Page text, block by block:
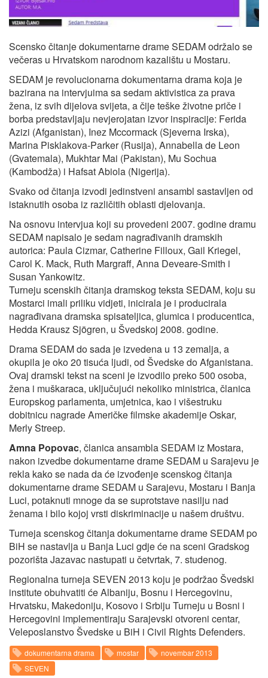
Scensko čitanje dokumentarne drame SEDAM održalo se
večeras u Hrvatskom narodnom kazalištu u Mostaru.
SEDAM je revolucionarna dokumentarna drama koja je
bazirana na intervjuima sa sedam aktivistica za prava
žena, iz svih dijelova svijeta, a čije teške životne priče i
borba predstavljaju nevjerojatan izvor inspiracije: Ferida
Azizi (Afganistan), Inez Mccormack (Sjeverna Irska),
Marina Pisklakova-Parker (Rusija), Annabella de Leon
(Gvatemala), Mukhtar Mai (Pakistan), Mu Sochua
(Kambodža) i Hafsat Abiola (Nigerija).
Svako od čitanja izvodi jedinstveni ansambl sastavljen od
istaknutih osoba iz različitih oblasti djelovanja.
Na osnovu intervjua koji su provedeni 2007. godine dramu
SEDAM napisalo je sedam nagrađivanih dramskih
autorica: Paula Cizmar, Catherine Filloux, Gail Kriegel,
Carol K. Mack, Ruth Margraff, Anna Deveare-Smith i
Susan Yankowitz.
Turneju scenskih čitanja dramskog teksta SEDAM, koju su
Mostarci imali priliku vidjeti, inicirala je i producirala
nagrađivana dramska spisateljica, glumica i producentica,
Hedda Krausz Sjögren, u Švedskoj 2008. godine.
Drama SEDAM do sada je izvedena u 13 zemalja, a
okupila je oko 20 tisuća ljudi, od Švedske do Afganistana.
Ovaj dramski tekst na sceni je izvodilo preko 500 osoba,
žena i muškaraca, uključujući nekoliko ministrica, članica
Europskog parlamenta, umjetnica, kao i višestruku
dobitnicu nagrade Američke filmske akademije Oskar,
Merly Streep.
Amna Popovac, članica ansambla SEDAM iz Mostara,
nakon izvedbe dokumentarne drame SEDAM u Sarajevu je
rekla kako se nada da će izvođenje scenskog čitanja
dokumentarne drame SEDAM u Sarajevu, Mostaru i Banja
Luci, potaknuti mnoge da se suprotstave nasilju nad
ženama i bilo kojoj vrsti diskriminacije u našem društvu.
Turneja scenskog čitanja dokumentarne drame SEDAM po
BiH se nastavlja u Banja Luci gdje će na sceni Gradskog
pozorišta Jazavac nastupati u četvrtak, 7. studenog.
Regionalna turneja SEVEN 2013 koju je podržao Švedski
institute obuhvatiti će Albaniju, Bosnu i Hercegovinu,
Hrvatsku, Makedoniju, Kosovo i Srbiju Turneju u Bosni i
Hercegovini implementiraju Sarajevski otvoreni centar,
Veleposlanstvo Švedske u BiH i Civil Rights Defenders.
dokumentarna drama mostar
novembar 2013
SEVEN